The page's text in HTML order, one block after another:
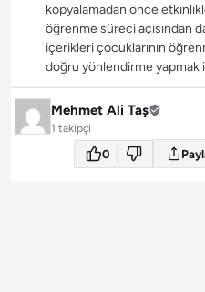
kopyalamadan önce
öğrenme süreci açısından
içerikleri çocuklarının
doğru yönlendirme yapmak
Mehmet Ali Taş
1 takipçi
0